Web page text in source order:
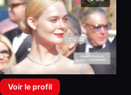
Voir le profil